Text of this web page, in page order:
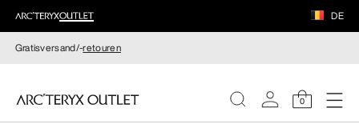
DE
Gratisversand/-retouren
0